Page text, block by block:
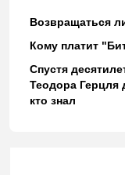
Возвращаться
Кому платит
Спустя
Теодора Герцля
кто знал